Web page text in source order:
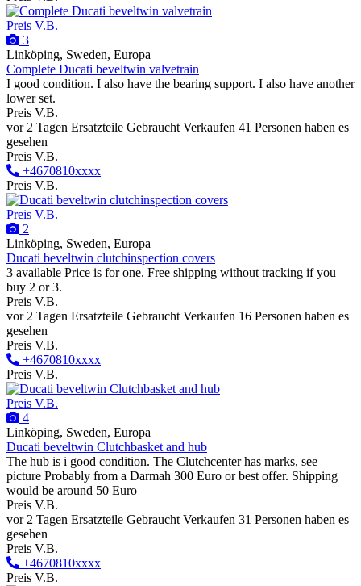
Preis V.B.
3
Linköping, Sweden, Europa
Complete Ducati beveltwin valvetrain
I good condition. I also have the bearing support. I also have another
lower set.
Preis V.B.
vor 2 Tagen Ersatzteile Gebraucht Verkaufen 41 Personen haben es
gesehen
Preis V.B.
+4670810xxxx
Preis V.B.
Preis V.B.
2
Linköping, Sweden, Europa
Ducati beveltwin clutchinspection covers
3 available Price is for one. Free shipping without tracking if you
buy 2 or 3.
Preis V.B.
vor 2 Tagen Ersatzteile Gebraucht Verkaufen 16 Personen haben es
gesehen
Preis V.B.
+4670810xxxx
Preis V.B.
Preis V.B.
4
Linköping, Sweden, Europa
Ducati beveltwin Clutchbasket and hub
The hub is i good condition. The Clutchcenter has marks, see
picture Probably from a Darmah 300 Euro or best offer. Shipping
would be around 50 Euro
Preis V.B.
vor 2 Tagen Ersatzteile Gebraucht Verkaufen 31 Personen haben es
gesehen
Preis V.B.
+4670810xxxx
Preis V.B.